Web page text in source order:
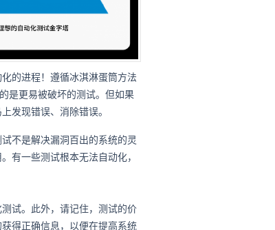
的进程！遵循冰淇淋蛋筒方法
是更易被破坏的测试。但如果
发现错误、消除错误。
不是解决漏洞百出的系统的灵
有一些测试根本无法自动化，
试。此外，请记住，测试的价
得正确信息，以便在提高系统